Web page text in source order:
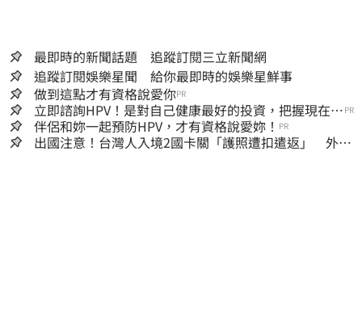
最即時的新聞話題 追蹤訂閱三立新聞網
追蹤訂閱娛樂星聞 給你最即時的娛樂星鮮事
做到這點才有資格說愛你PR
立即諮詢HPV！是對自己健康最好的投資，把握現在不
嫌晚！
PR
伴侶和妳一起預防HPV，才有資格說愛妳！ PR
出國注意！台灣人入境2國卡關「護照遭扣遣返」 外交